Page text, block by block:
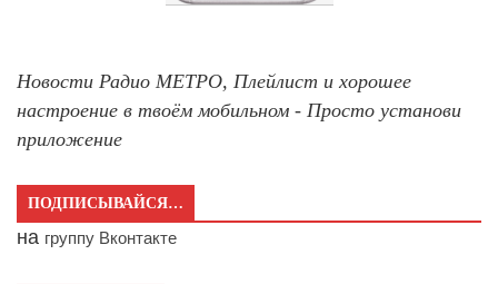
Новости Радио МЕТРО, Плейлист и хорошее
настроение в твоём мобильном - Просто установи
приложение
ПОДПИСЫВАЙСЯ…
на группу Вконтакте